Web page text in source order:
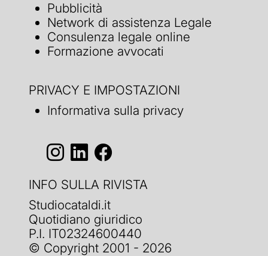
Pubblicità
Network di assistenza Legale
Consulenza legale online
Formazione avvocati
PRIVACY E IMPOSTAZIONI
Informativa sulla privacy
INFO SULLA RIVISTA
Studiocataldi.it
Quotidiano giuridico
P.I. IT02324600440
© Copyright 2001 - 2026